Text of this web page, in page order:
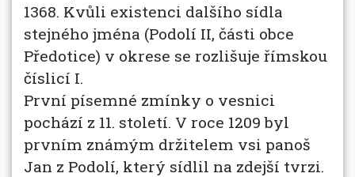
1368. Kvůli existenci dalšího sídla
stejného jména (Podolí II, části obce
Předotice) v okrese se rozlišuje římskou
číslicí I.
První písemné zmínky o vesnici
pochází z 11. století. V roce 1209 byl
prvním známým držitelem vsi panoš
Jan z Podolí, který sídlil na zdejší tvrzi.